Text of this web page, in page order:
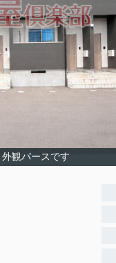
外観パースです